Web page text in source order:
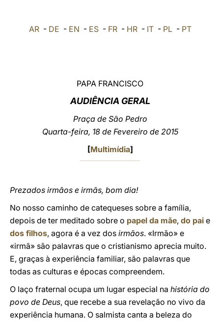
العربيّة AR- DE - EN - ES- FR- HR- IT- PL- PT
PAPA FRANCISCO
AUDIÊNCIA GERAL
Praça de São Pedro
Quarta-feira, 18 de Fevereiro de 2015
[Multimídia]
Prezados irmãos e irmãs, bom dia!
No nosso caminho de catequeses sobre a família,
depois de ter meditado sobre o papel da mãe, do pai e
dos filhos, agora é a vez dos irmãos. «Irmão» e
«irmã» são palavras que o cristianismo aprecia muito.
E, graças à experiência familiar, são palavras que
todas as culturas e épocas compreendem.
O laço fraternal ocupa um lugar especial na história do
povo de Deus, que recebe a sua revelação no vivo da
experiência humana. O salmista canta a beleza do